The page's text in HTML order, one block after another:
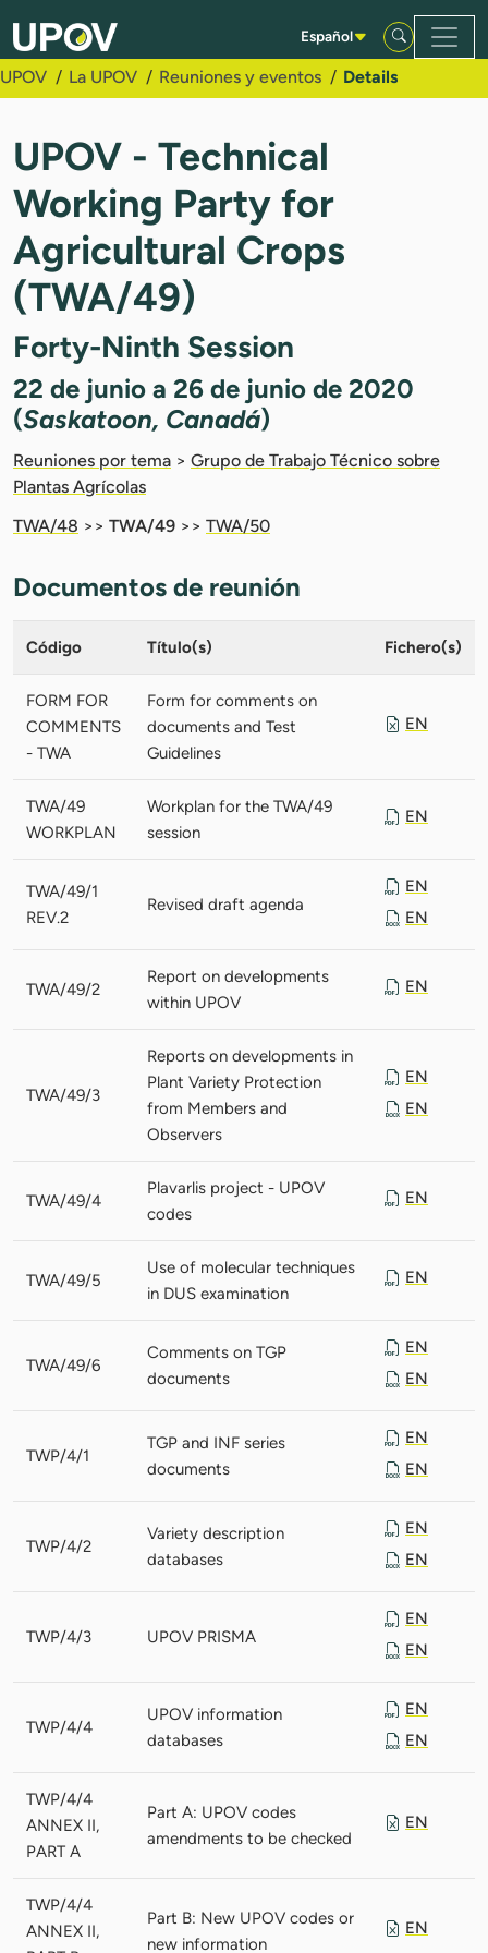
Saltar al contenido principal
Español
UPOV La UPOV Reuniones y eventos Details
UPOV - Technical
Working Party for
Agricultural Crops
(TWA/49)
Forty-Ninth Session
22 de junio a 26 de junio de 2020
(Saskatoon, Canadá)
Reuniones por tema > Grupo de Trabajo Técnico sobre
Plantas Agrícolas
TWA/48 >> TWA/49 >> TWA/50
Documentos de reunión
Código Título(s) Fichero(s)
FORM FOR
COMMENTS
- TWA
Form for comments on
documents and Test
Guidelines
EN
TWA/49
WORKPLAN
Workplan for the TWA/49
session
EN
TWA/49/1
REV.2
Revised draft agenda
EN
EN
TWA/49/2
Report on developments
within UPOV
EN
TWA/49/3
Reports on developments in
Plant Variety Protection
from Members and
Observers
EN
EN
TWA/49/4
Plavarlis project - UPOV
codes
EN
TWA/49/5
Use of molecular techniques
in DUS examination
EN
TWA/49/6
Comments on TGP
documents
EN
EN
TWP/4/1
TGP and INF series
documents
EN
EN
TWP/4/2
Variety description
databases
EN
EN
TWP/4/3 UPOV PRISMA
EN
EN
TWP/4/4
UPOV information
databases
EN
EN
TWP/4/4
ANNEX II,
PART A
Part A: UPOV codes
amendments to be checked
EN
TWP/4/4
ANNEX II,
Part B: New UPOV codes or
new information
EN